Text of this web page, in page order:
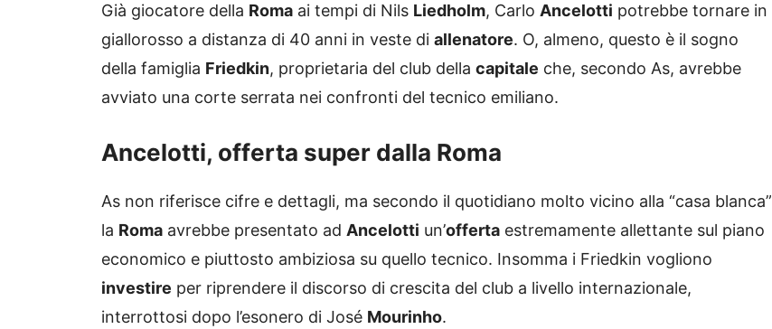
Già giocatore della Roma ai tempi di Nils Liedholm, Carlo Ancelotti potrebbe tornare in
giallorosso a distanza di 40 anni in veste di allenatore. O, almeno, questo è il sogno
della famiglia Friedkin, proprietaria del club della capitale che, secondo As, avrebbe
avviato una corte serrata nei confronti del tecnico emiliano.
Ancelotti, offerta super dalla Roma
As non riferisce cifre e dettagli, ma secondo il quotidiano molto vicino alla “casa blanca”
la Roma avrebbe presentato ad Ancelotti un’offerta estremamente allettante sul piano
economico e piuttosto ambiziosa su quello tecnico. Insomma i Friedkin vogliono
investire per riprendere il discorso di crescita del club a livello internazionale,
interrottosi dopo l’esonero di José Mourinho.